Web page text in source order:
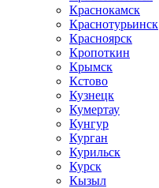
Краснокамск
Краснотурьинск
Красноярск
Кропоткин
Крымск
Кстово
Кузнецк
Кумертау
Кунгур
Курган
Курильск
Курск
Кызыл